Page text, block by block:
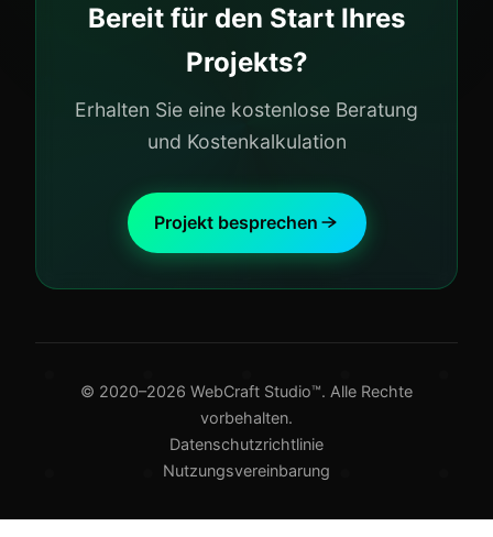
Bereit für den Start Ihres
Projekts?
Erhalten Sie eine kostenlose Beratung
und Kostenkalkulation
Projekt besprechen
© 2020–2026 WebCraft Studio™. Alle Rechte
vorbehalten.
Datenschutzrichtlinie
Nutzungsvereinbarung